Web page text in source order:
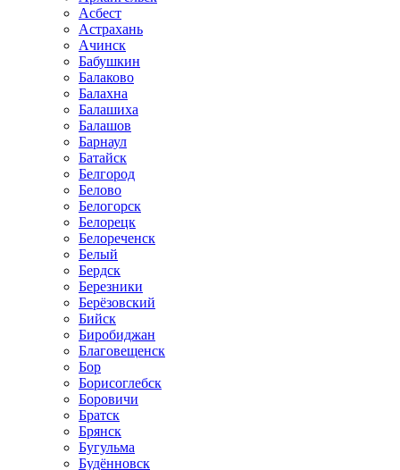
Асбест
Астрахань
Ачинск
Бабушкин
Балаково
Балахна
Балашиха
Балашов
Барнаул
Батайск
Белгород
Белово
Белогорск
Белорецк
Белореченск
Белый
Бердск
Березники
Берёзовский
Бийск
Биробиджан
Благовещенск
Бор
Борисоглебск
Боровичи
Братск
Брянск
Бугульма
Будённовск